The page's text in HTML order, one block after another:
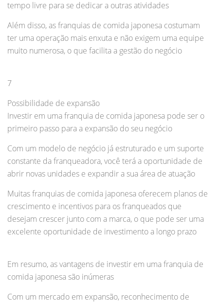
tempo livre para se dedicar a outras atividades
Além disso, as franquias de comida japonesa costumam
ter uma operação mais enxuta e não exigem uma equipe
muito numerosa, o que facilita a gestão do negócio
7
Possibilidade de expansão
Investir em uma franquia de comida japonesa pode ser o
primeiro passo para a expansão do seu negócio
Com um modelo de negócio já estruturado e um suporte
constante da franqueadora, você terá a oportunidade de
abrir novas unidades e expandir a sua área de atuação
Muitas franquias de comida japonesa oferecem planos de
crescimento e incentivos para os franqueados que
desejam crescer junto com a marca, o que pode ser uma
excelente oportunidade de investimento a longo prazo
Em resumo, as vantagens de investir em uma franquia de
comida japonesa são inúmeras
Com um mercado em expansão, reconhecimento de